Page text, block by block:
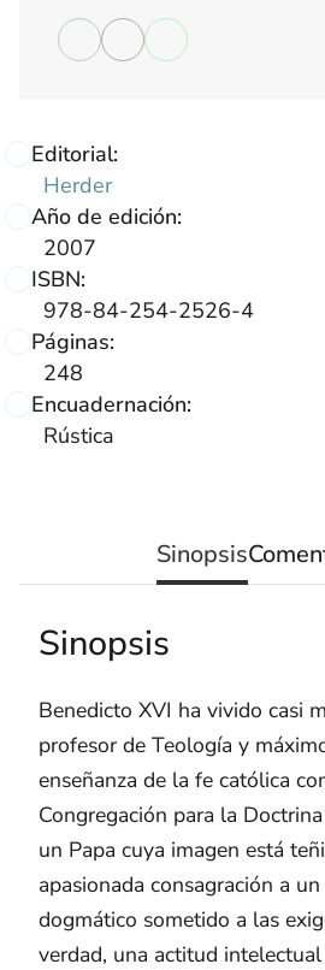
Editorial:
Herder
Año de edición:
2007
ISBN:
978-84-254-2526-4
Páginas:
248
Encuadernación:
Rústica
Sinopsis
Sinopsis
Benedicto XVI ha vivido casi
profesor de Teología y
enseñanza de la fe católica
Congregación para la
un Papa cuya imagen está
apasionada consagración a
dogmático sometido a las
verdad, una actitud